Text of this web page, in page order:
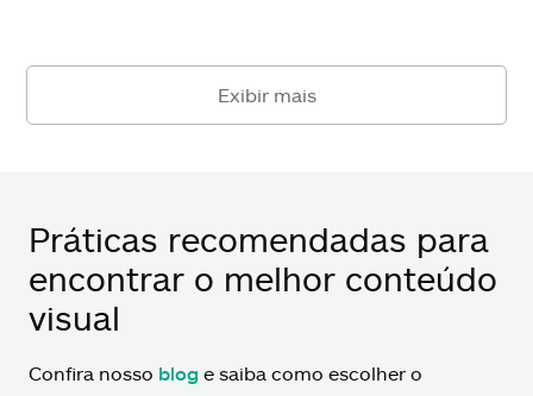
Exibir mais
Práticas recomendadas para
encontrar o melhor conteúdo
visual
Confira nosso blog e saiba como escolher o